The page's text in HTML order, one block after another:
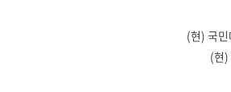
(현) 국
(현